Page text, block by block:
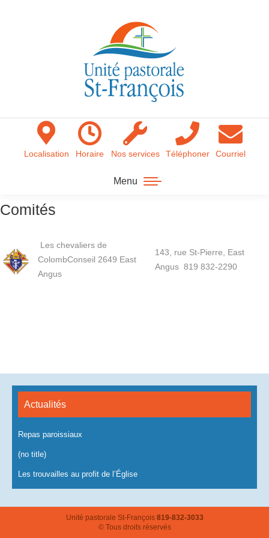
Menu
Localisation Horaire Nos services Téléphoner Courriel
Comités
Les chevaliers de
ColombConseil 2649 East
Angus
143, rue St-Pierre, East
Angus 819 832-2290
Actualités
Repas paroissiaux
(no title)
Les trouvailles au profit de l’Église
Unité pastorale St-François 819-832-3033
© Tous droits réservés